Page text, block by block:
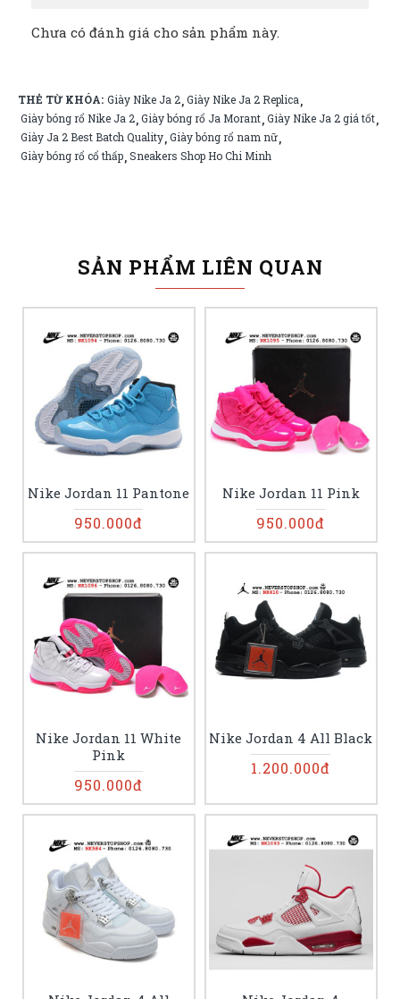
Chưa có đánh giá cho sản phẩm này.
THẺ TỪ KHÓA: Giày Nike Ja 2,Giày Nike Ja 2 Replica,
Giày bóng rổ Nike Ja 2,Giày bóng rổ Ja Morant,Giày Nike Ja 2 giá tốt,
Giày Ja 2 Best Batch Quality,Giày bóng rổ nam nữ,
Giày bóng rổ cổ thấp,Sneakers Shop Ho Chi Minh
SẢN PHẨM LIÊN QUAN
Nike Jordan 11 Pantone
950.000đ
Nike Jordan 11 Pink
950.000đ
Nike Jordan 11 White
Pink
950.000đ
Nike Jordan 4 All Black
1.200.000đ